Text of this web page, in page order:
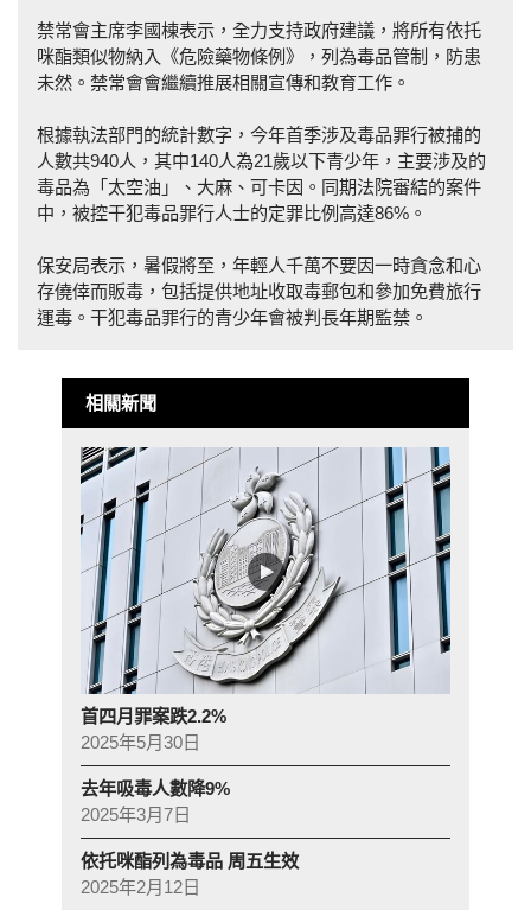
禁常會主席李國棟表示，全力支持政府建議，將所有依托
咪酯類似物納入《危險藥物條例》，列為毒品管制，防患
未然。禁常會會繼續推展相關宣傳和教育工作。
根據執法部門的統計數字，今年首季涉及毒品罪行被捕的
人數共940人，其中140人為21歲以下青少年，主要涉及的
毒品為「太空油」、大麻、可卡因。同期法院審結的案件
中，被控干犯毒品罪行人士的定罪比例高達86%。
保安局表示，暑假將至，年輕人千萬不要因一時貪念和心
存僥倖而販毒，包括提供地址收取毒郵包和參加免費旅行
運毒。干犯毒品罪行的青少年會被判長年期監禁。
相關新聞
首四月罪案跌2.2%
2025年5月30日
去年吸毒人數降9%
2025年3月7日
依托咪酯列為毒品 周五生效
2025年2月12日